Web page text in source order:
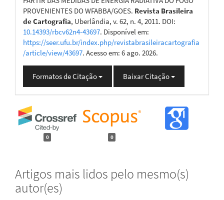
PROVENIENTES DO WFABBA/GOES. Revista Brasileira
de Cartografia, Uberlândia, v. 62, n. 4, 2011. DOI:
10.14393/rbcv62n4-43697. Disponível em:
https://seer.ufu.br/index.php/revistabrasileiracartografia
/article/view/43697. Acesso em: 6 ago. 2026.
Formatos de Citação Baixar Citação
0 0
Artigos mais lidos pelo mesmo(s)
autor(es)